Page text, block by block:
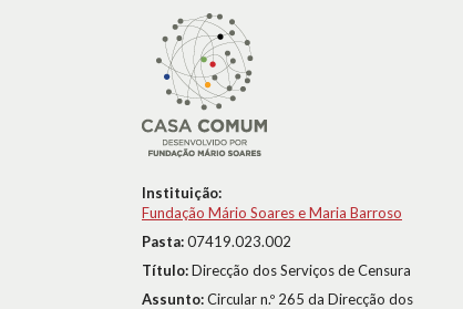
Instituição:
Fundação Mário Soares e Maria Barroso
Pasta:07419.023.002
Título:Direcção dos Serviços de Censura
Assunto:Circular n.º 265 da Direcção dos